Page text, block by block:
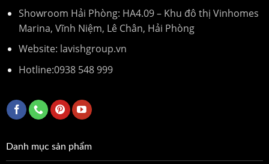
Showroom Hải Phòng: HA4.09 – Khu đô thị Vinhomes
Marina, Vĩnh Niệm, Lê Chân, Hải Phòng
Website: lavishgroup.vn
Hotline:0938 548 999
Danh mục sản phẩm